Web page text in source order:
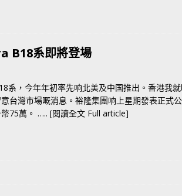
B18系即將登場
系，今年年初率先响北美及中国推出。香港我
台灣市場嘅消息。裕隆集團响上星期發表正式
75萬。 ….. [閱讀全文 Full article]